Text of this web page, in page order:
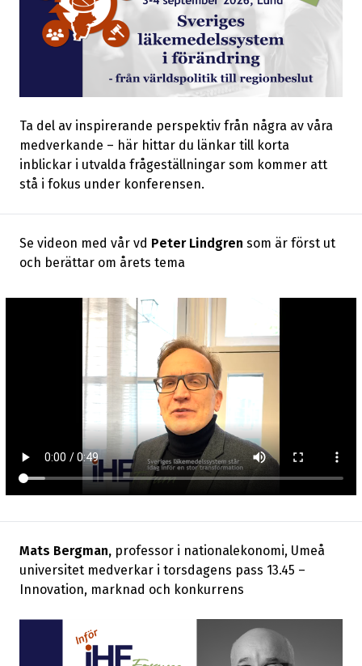
Ta del av inspirerande perspektiv från några av våra
medverkande – här hittar du länkar till korta
inblickar i utvalda frågeställningar som kommer att
stå i fokus under konferensen.
Se videon med vår vd Peter Lindgren som är först ut
och berättar om årets tema
Mats Bergman, professor i nationalekonomi, Umeå
universitet medverkar i torsdagens pass 13.45 –
Innovation, marknad och konkurrens